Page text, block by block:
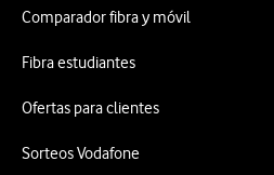
Comparador fibra y móvil
Fibra estudiantes
Ofertas para clientes
Sorteos Vodafone